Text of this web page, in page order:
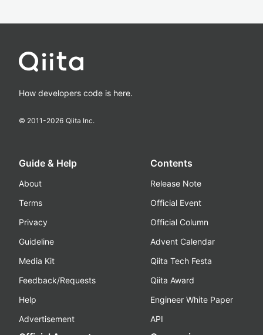
How developers code is here.
© 2011-2026 Qiita Inc.
Guide & Help
About
Terms
Privacy
Guideline
Media Kit
Feedback/Requests
Help
Advertisement
Contents
Release Note
Official Event
Official Column
Advent Calendar
Qiita Tech Festa
Qiita Award
Engineer White Paper
API